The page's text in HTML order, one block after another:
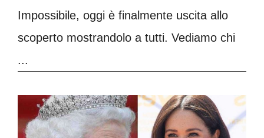
Impossibile, oggi è finalmente uscita allo
scoperto mostrandolo a tutti. Vediamo chi
...